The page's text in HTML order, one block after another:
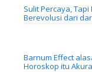
Sulit Percaya,
Barnum Effect
Horoskop itu